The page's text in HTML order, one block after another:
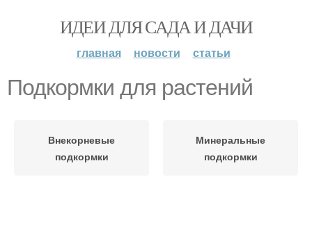
ИДЕИ ДЛЯ САДА И ДАЧИ
главная новости статьи
Подкормки для растений
Внекорневые
подкормки
Минеральные
подкормки